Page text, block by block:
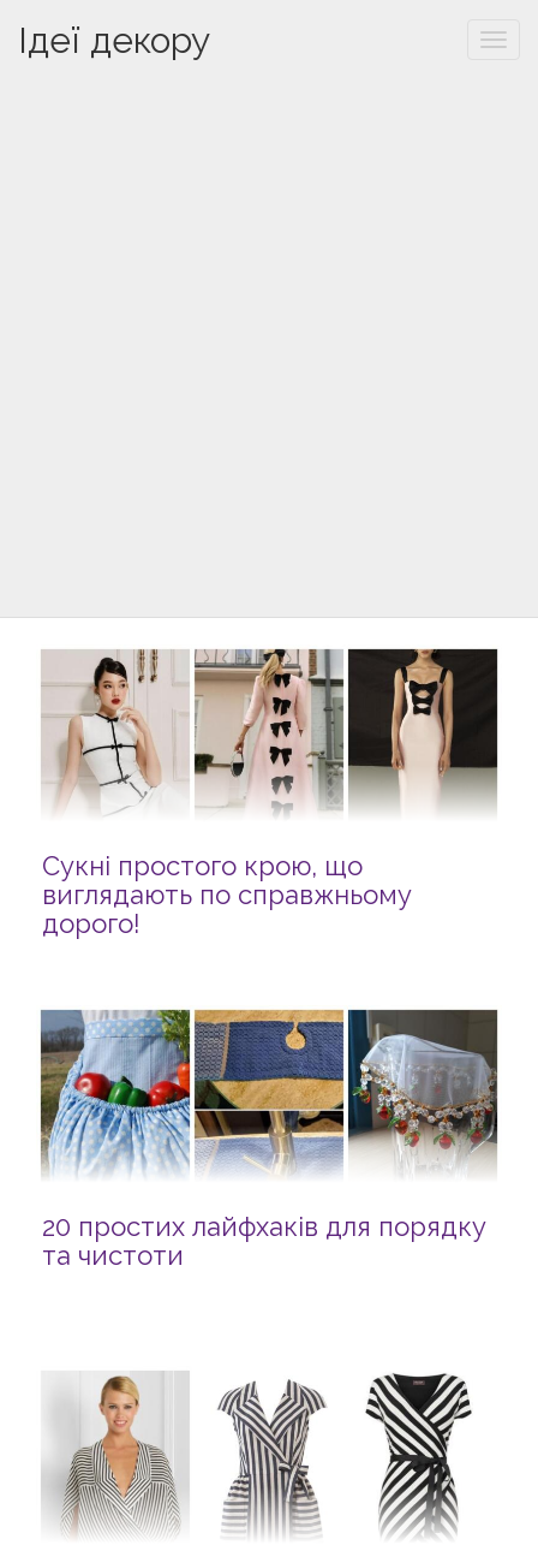
Ідеї декору
Сукні простого крою, що
виглядають по справжньому
дорого!
20 простих лайфхаків для порядку
та чистоти